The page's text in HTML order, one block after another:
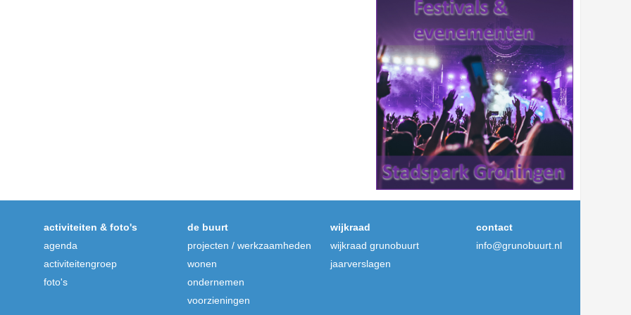
activiteiten & foto's de buurt wijkraad
contact
agenda
projecten / werkzaamheden wijkraad grunobuurt
info@grunobuurt.nl
activiteitengroep
wonen
jaarverslagen
foto's
ondernemen
voorzieningen